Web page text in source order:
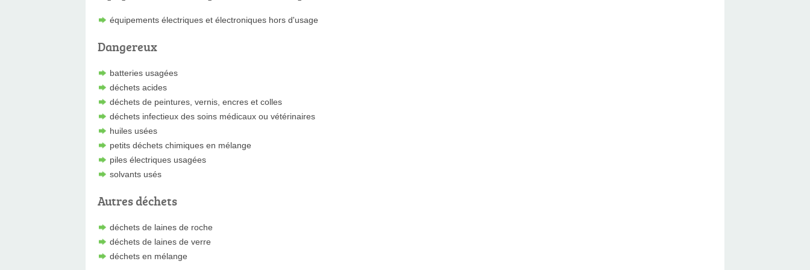
équipements électriques et électroniques hors d'usage
Dangereux
batteries usagées
déchets acides
déchets de peintures, vernis, encres et colles
déchets infectieux des soins médicaux ou vétérinaires
huiles usées
petits déchets chimiques en mélange
piles électriques usagées
solvants usés
Autres déchets
déchets de laines de roche
déchets de laines de verre
déchets en mélange